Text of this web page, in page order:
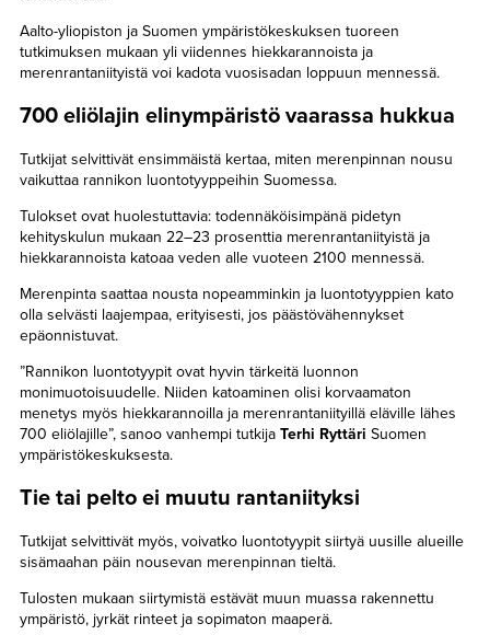
Aalto-yliopiston ja Suomen ympäristökeskuksen tuoreen
tutkimuksen mukaan yli viidennes hiekkarannoista ja
merenrantaniityistä voi kadota vuosisadan loppuun mennessä.
700 eliölajin elinympäristö vaarassa hukkua
Tutkijat selvittivät ensimmäistä kertaa, miten merenpinnan nousu
vaikuttaa rannikon luontotyyppeihin Suomessa.
Tulokset ovat huolestuttavia: todennäköisimpänä pidetyn
kehityskulun mukaan 22–23 prosenttia merenrantaniityistä ja
hiekkarannoista katoaa veden alle vuoteen 2100 mennessä.
Merenpinta saattaa nousta nopeamminkin ja luontotyyppien kato
olla selvästi laajempaa, erityisesti, jos päästövähennykset
epäonnistuvat.
”Rannikon luontotyypit ovat hyvin tärkeitä luonnon
monimuotoisuudelle. Niiden katoaminen olisi korvaamaton
menetys myös hiekkarannoilla ja merenrantaniityillä eläville lähes
700 eliölajille”, sanoo vanhempi tutkija Terhi Ryttäri Suomen
ympäristökeskuksesta.
Tie tai pelto ei muutu rantaniityksi
Tutkijat selvittivät myös, voivatko luontotyypit siirtyä uusille alueille
sisämaahan päin nousevan merenpinnan tieltä.
Tulosten mukaan siirtymistä estävät muun muassa rakennettu
ympäristö, jyrkät rinteet ja sopimaton maaperä.